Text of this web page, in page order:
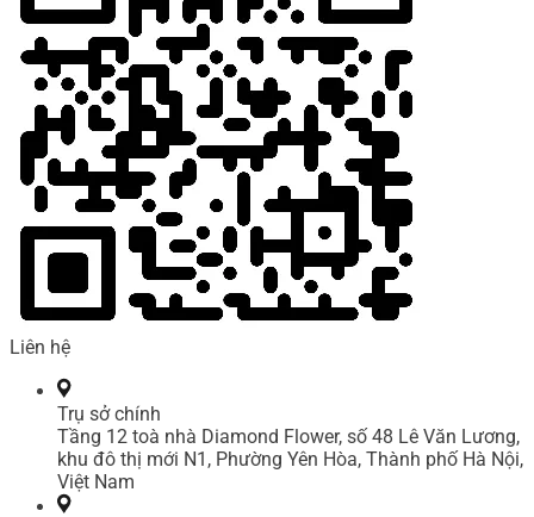
Liên hệ
Trụ sở chính
Tầng 12 toà nhà Diamond Flower, số 48 Lê Văn Lương,
khu đô thị mới N1, Phường Yên Hòa, Thành phố Hà Nội,
Việt Nam